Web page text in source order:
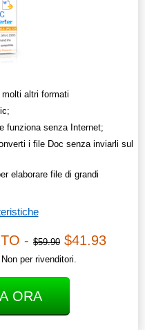
altri formati
funziona senza Internet;
i file Doc senza inviarli sul
elaborare file di grandi
- $59.90 $41.93
per rivenditori.
ORA